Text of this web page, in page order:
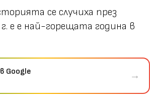
се случиха през
е е най-горещата година в
Google →